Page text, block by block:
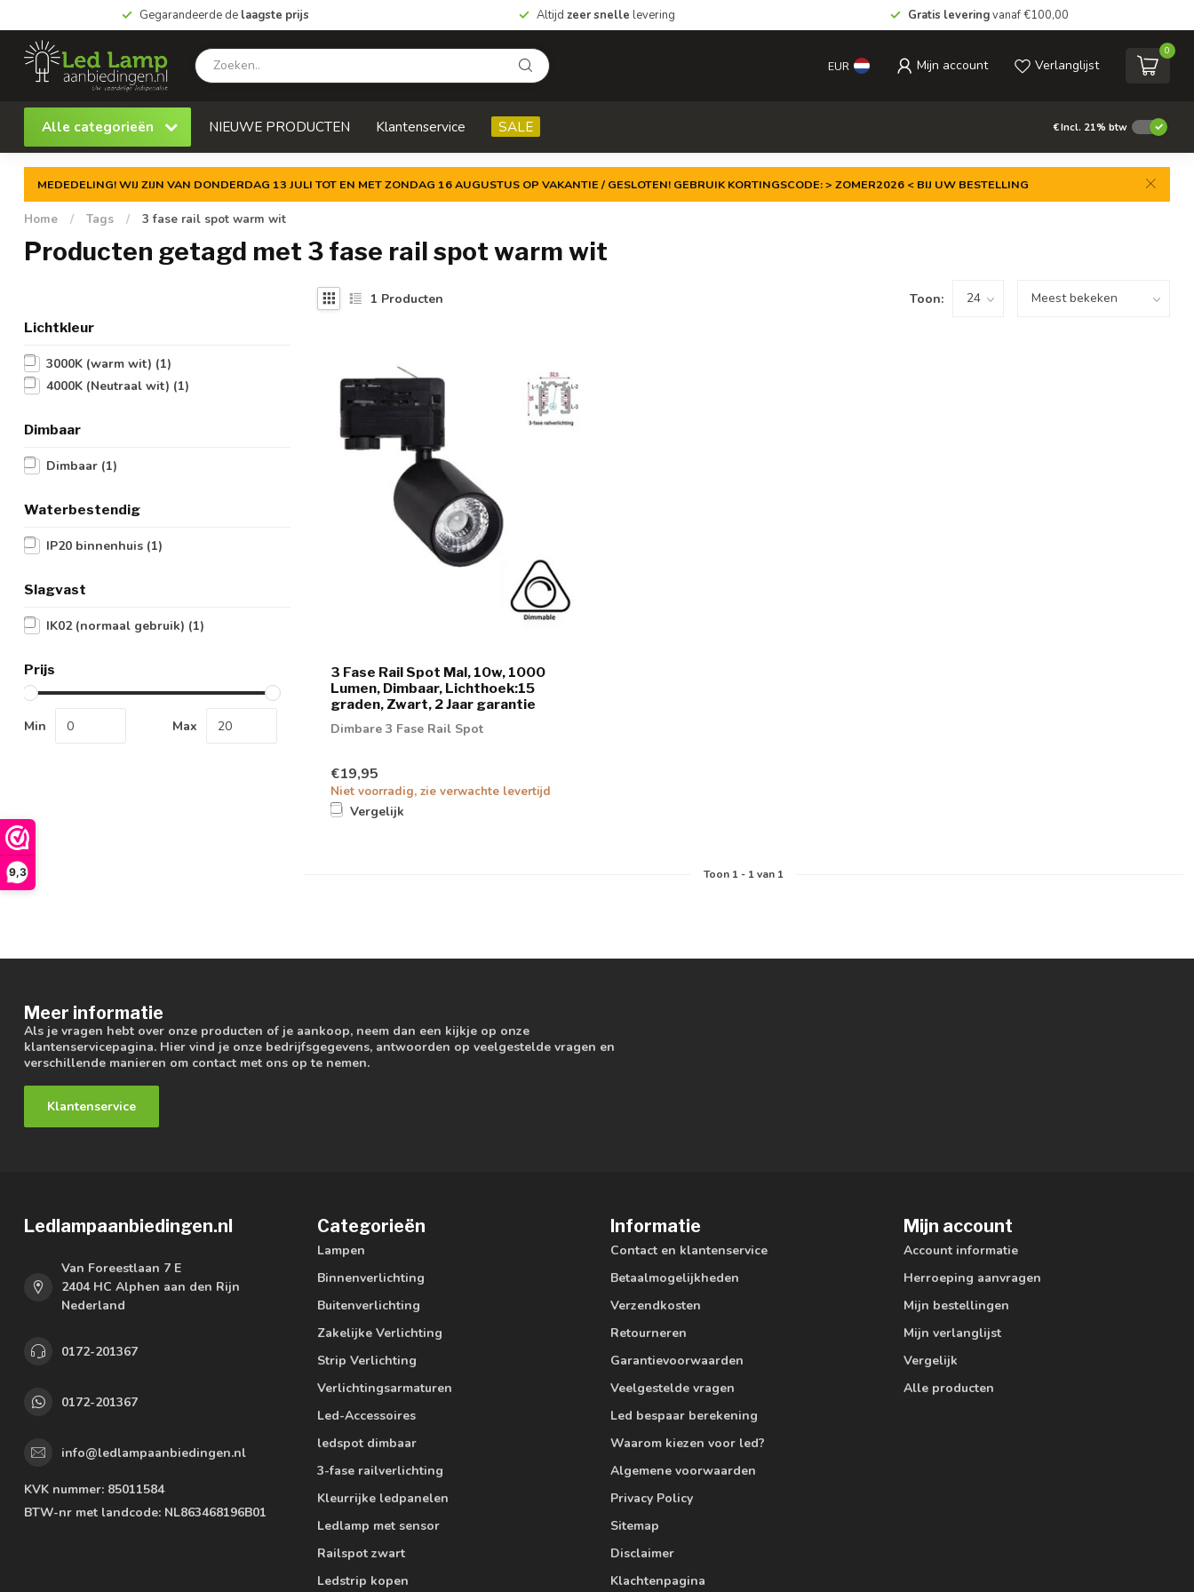
9,3
Gegarandeerde de laagste prijs Altijd zeer snelle levering Gratis leveringvanaf €100,00
EUR Mijn account Verlanglijst
0
Alle categorieën NIEUWE PRODUCTEN Klantenservice SALE €Incl. 21% btw
MEDEDELING! WIJ ZIJN VAN DONDERDAG 13 JULI TOT EN MET ZONDAG 16 AUGUSTUS OP VAKANTIE / GESLOTEN! GEBRUIK KORTINGSCODE: > ZOMER2026 < BIJ UW BESTELLING
Home / Tags / 3 fase rail spot warm wit
Producten getagd met 3 fase rail spot warm wit
Lichtkleur
3000K (warm wit) (1)
4000K (Neutraal wit) (1)
Dimbaar
Dimbaar (1)
Waterbestendig
IP20 binnenhuis (1)
Slagvast
IK02 (normaal gebruik) (1)
Prijs
Min Max
1 Producten Toon:
3 Fase Rail Spot Mal, 10w, 1000
Lumen, Dimbaar, Lichthoek:15
graden, Zwart, 2 Jaar garantie
Dimbare 3 Fase Rail Spot
€19,95
Niet voorradig, zie verwachte levertijd
Vergelijk
Toon 1- 1van 1
Meer informatie
Als je vragen hebt over onze producten of je aankoop, neem dan een kijkje op onze
klantenservicepagina. Hier vind je onze bedrijfsgegevens, antwoorden op veelgestelde vragen en
verschillende manieren om contact met ons op te nemen.
Klantenservice
Ledlampaanbiedingen.nl
Van Foreestlaan 7 E
2404 HC Alphen aan den Rijn
Nederland
0172-201367
0172-201367
info@ledlampaanbiedingen.nl
KVK nummer: 85011584
BTW-nr met landcode: NL863468196B01
Categorieën
Lampen
Binnenverlichting
Buitenverlichting
Zakelijke Verlichting
Strip Verlichting
Verlichtingsarmaturen
Led-Accessoires
ledspot dimbaar
3-fase railverlichting
Kleurrijke ledpanelen
Ledlamp met sensor
Railspot zwart
Ledstrip kopen
Informatie
Contact en klantenservice
Betaalmogelijkheden
Verzendkosten
Retourneren
Garantievoorwaarden
Veelgestelde vragen
Led bespaar berekening
Waarom kiezen voor led?
Algemene voorwaarden
Privacy Policy
Sitemap
Disclaimer
Klachtenpagina
Mijn account
Account informatie
Herroeping aanvragen
Mijn bestellingen
Mijn verlanglijst
Vergelijk
Alle producten